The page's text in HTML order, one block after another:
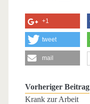
+1
tweet
mail
Vorheriger Beitrag
Krank zur Arbeit